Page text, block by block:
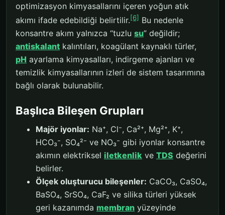
optimizasyon kimyasallarını içeren yoğun atık
akımı ifade edebildiği belirtilir.[6] Bu nedenle
konsantre akım yalnızca “tuzlu su” değildir;
antiskalant kalıntıları, koagülant kaynaklı türler,
pH ayarlama kimyasalları, indirgeme ajanları ve
temizlik kimyasallarının izleri de sistem tasarımına
bağlı olarak bulunabilir.
Başlıca Bileşen Grupları
Majör iyonlar: Na⁺, Cl⁻, Ca²⁺, Mg²⁺, K⁺,
HCO₃⁻, SO₄²⁻ ve NO₃⁻ gibi iyonlar konsantre
akımın elektriksel iletkenlik ve TDS değerini
belirler.
Ölçek oluşturucu bileşenler: CaCO₃, CaSO₄,
BaSO₄, SrSO₄, CaF₂ ve silika türleri yüksek
geri kazanımda membran yüzeyinde